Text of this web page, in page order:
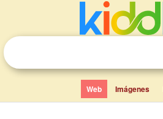
Web Imágenes